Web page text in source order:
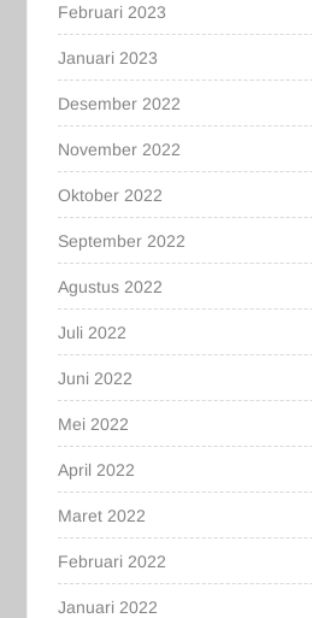
Februari 2023
Januari 2023
Desember 2022
November 2022
Oktober 2022
September 2022
Agustus 2022
Juli 2022
Juni 2022
Mei 2022
April 2022
Maret 2022
Februari 2022
Januari 2022